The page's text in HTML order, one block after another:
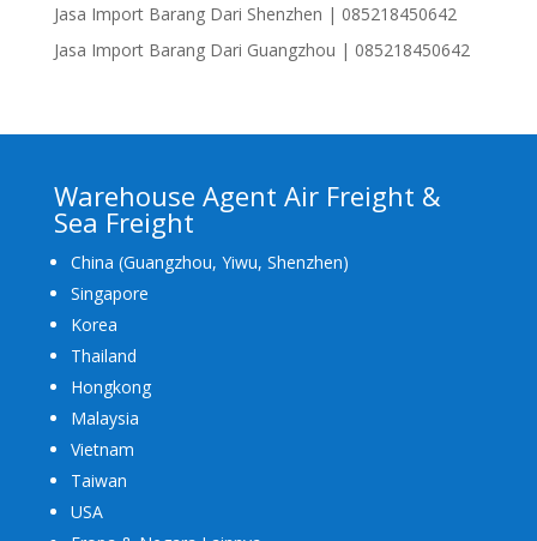
Jasa Import Barang Dari Shenzhen | 085218450642
Jasa Import Barang Dari Guangzhou | 085218450642
Warehouse Agent Air Freight &
Sea Freight
China (Guangzhou, Yiwu, Shenzhen)
Singapore
Korea
Thailand
Hongkong
Malaysia
Vietnam
Taiwan
USA